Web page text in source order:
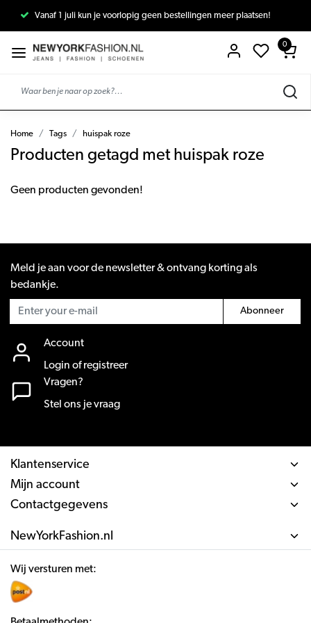
Vanaf 1 juli kun je voorlopig geen bestellingen meer plaatsen!
0
Home Tags huispak roze
Producten getagd met huispak roze
Geen producten gevonden!
Meld je aan voor de newsletter & ontvang korting als
bedankje.
Abonneer
Account
Login of registreer
Vragen?
Stel ons je vraag
Klantenservice
Mijn account
Contactgegevens
NewYorkFashion.nl
Wij versturen met: